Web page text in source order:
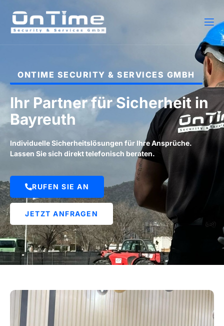
ONTIME SECURITY & SERVICES GMBH
Ihr Partner für Sicherheit in
Bayreuth
Individuelle Sicherheitslösungen für Ihre Ansprüche.
Lassen Sie sich direkt telefonisch beraten.
RUFEN SIE AN
JETZT ANFRAGEN